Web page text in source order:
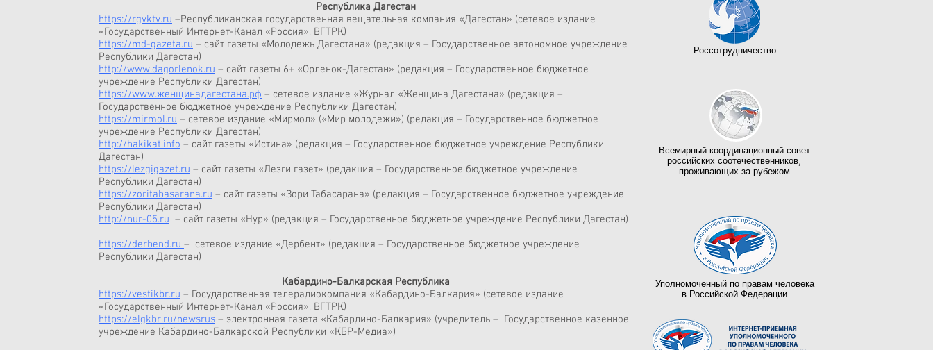
Республика Дагестан
https://rgvktv.ru –Республиканская государственная вещательная компания «Дагестан» (сетевое издание
«Государственный Интернет-Канал «Россия», ВГТРК)
https://md-gazeta.ru – сайт газеты «Молодежь Дагестана» (редакция ­– Государственное автономное учреждение
Республики Дагестан)
http://www.dagorlenok.ru – сайт газеты 6+ «Орленок-Дагестан» (редакция ­– Государственное бюджетное
учреждение Республики Дагестан)
https://www.женщинадагестана.рф – сетевое издание «Журнал «Женщина Дагестана» (редакция ­–
Государственное бюджетное учреждение Республики Дагестан)
https://mirmol.ru – сетевое издание «Мирмол» («Мир молодежи») (редакция ­– Государственное бюджетное
учреждение Республики Дагестан)
http://hakikat.info – сайт газеты «Истина» (редакция ­– Государственное бюджетное учреждение Республики
Дагестан)
https://lezgigazet.ru – сайт газеты «Лезги газет» (редакция ­– Государственное бюджетное учреждение
Республики Дагестан)
https://zoritabasarana.ru – сайт газеты «Зори Табасарана» (редакция ­– Государственное бюджетное учреждение
Республики Дагестан)
http://nur-05.ru – сайт газеты «Нур» (редакция ­– Государственное бюджетное учреждение Республики Дагестан)
https://derbend.ru – сетевое издание «Дербент» (редакция ­– Государственное бюджетное учреждение
Республики Дагестан)
Кабардино-Балкарская Республика
https://vestikbr.ru – Государственная телерадиокомпания «Кабардино-Балкария» (сетевое издание
«Государственный Интернет-Канал «Россия», ВГТРК)
https://elgkbr.ru/newsrus – электронная газета «Кабардино-Балкария» (учредитель – ­ Государственное казенное
учреждение Кабардино-Балкарской Республики «КБР-Медиа»)
Россотрудничество
Всемирный координационный совет
российских соотечественников,
проживающих за рубежом
Уполномоченный по правам человека
в Российской Федерации